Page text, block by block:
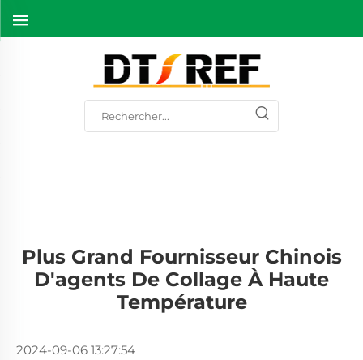
Plus Grand Fournisseur Chinois
D'agents De Collage À Haute
Température
2024-09-06 13:27:54